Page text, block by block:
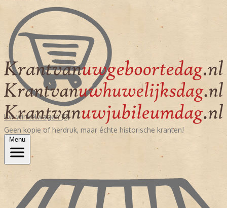
Uw winkelwagen (0)
Geen kopie of herdruk, maar échte historische kranten!
Menu